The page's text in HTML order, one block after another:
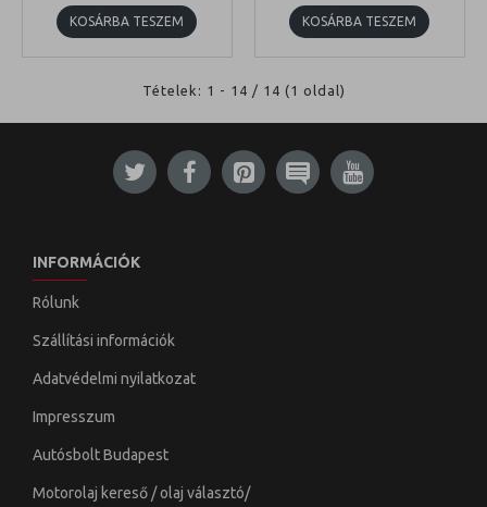
KOSÁRBA TESZEM KOSÁRBA TESZEM
Tételek: 1 - 14 / 14 (1 oldal)
INFORMÁCIÓK
Rólunk
Szállítási információk
Adatvédelmi nyilatkozat
Impresszum
Autósbolt Budapest
Motorolaj kereső / olaj választó/